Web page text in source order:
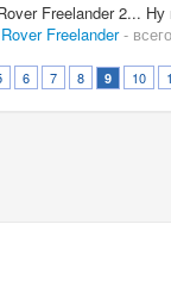
Freelander 2...
Freelander-
6 7 8 9 10